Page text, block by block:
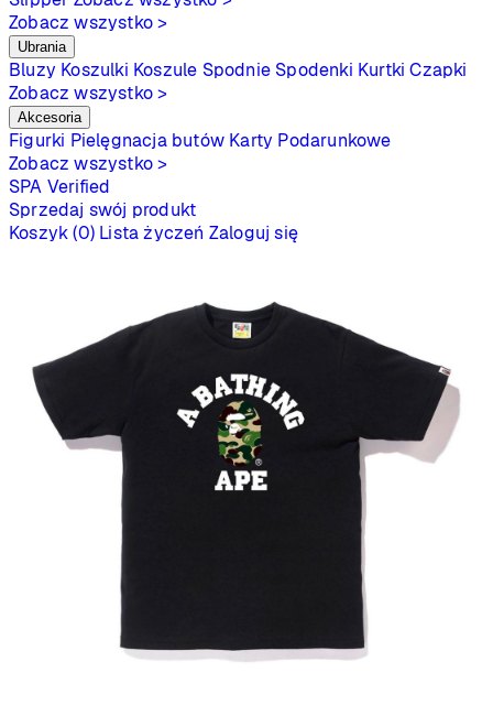
Zobacz wszystko >
Ubrania
Bluzy Koszulki Koszule Spodnie Spodenki Kurtki Czapki
Zobacz wszystko >
Akcesoria
Figurki Pielęgnacja butów Karty Podarunkowe
Zobacz wszystko >
SPA Verified
Sprzedaj swój produkt
Koszyk (0) Lista życzeń Zaloguj się